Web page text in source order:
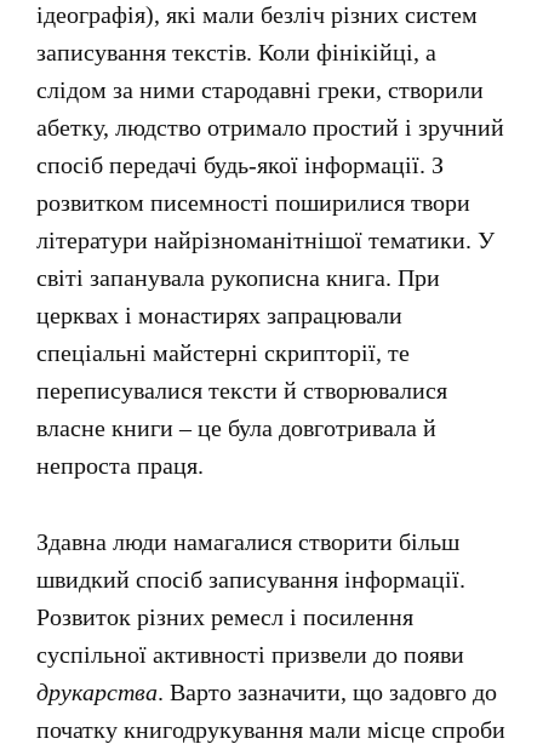
ідеографія), які мали безліч різних систем
записування текстів. Коли фінікійці, а
слідом за ними стародавні греки, створили
абетку, людство отримало простий і зручний
спосіб передачі будь-якої інформації. З
розвитком писемності поширилися твори
літератури найрізноманітнішої тематики. У
світі запанувала рукописна книга. При
церквах і монастирях запрацювали
спеціальні майстерні скрипторії, те
переписувалися тексти й створювалися
власне книги – це була довготривала й
непроста праця.
Здавна люди намагалися створити більш
швидкий спосіб записування інформації.
Розвиток різних ремесл і посилення
суспільної активності призвели до появи
друкарства. Варто зазначити, що задовго до
початку книгодрукування мали місце спроби